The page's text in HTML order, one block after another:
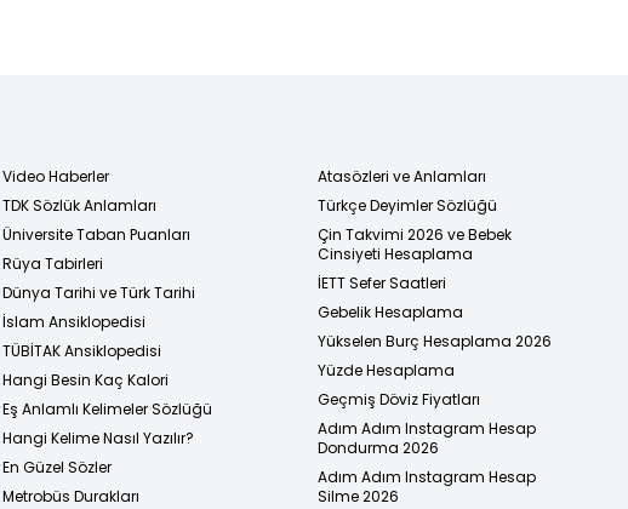
Video Haberler
TDK Sözlük Anlamları
Üniversite Taban Puanları
Rüya Tabirleri
Dünya Tarihi ve Türk Tarihi
İslam Ansiklopedisi
TÜBİTAK Ansiklopedisi
Hangi Besin Kaç Kalori
Eş Anlamlı Kelimeler Sözlüğü
Hangi Kelime Nasıl Yazılır?
En Güzel Sözler
Metrobüs Durakları
Atasözleri ve Anlamları
Türkçe Deyimler Sözlüğü
Çin Takvimi 2026 ve Bebek
Cinsiyeti Hesaplama
İETT Sefer Saatleri
Gebelik Hesaplama
Yükselen Burç Hesaplama 2026
Yüzde Hesaplama
Geçmiş Döviz Fiyatları
Adım Adım Instagram Hesap
Dondurma 2026
Adım Adım Instagram Hesap
Silme 2026